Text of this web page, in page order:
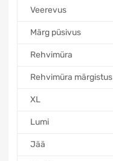
Veerevus
Märg püsivus
Rehvimüra
Rehvimüra märgistus
XL
Lumi
Jää